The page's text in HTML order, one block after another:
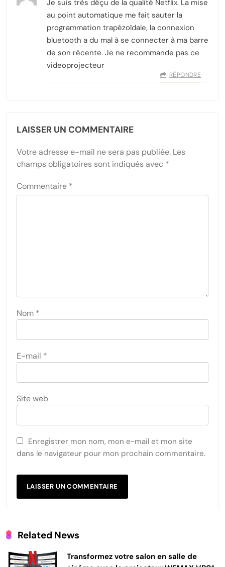
Je suis très déçu de la qualité Netflix. La mise
au point automatique me fait sauter la
programmation trapézoïdale, la connexion
bluetooth a du mal à se connecter à ma barre
de son récente. Je ne recommande pas ce
videoprojecteur
RÉPONDRE
LAISSER UN COMMENTAIRE
Votre adresse e-mail ne sera pas publiée. Les
champs obligatoires sont indiqués avec *
Commentaire *
Nom *
E-mail *
Site web
Enregistrer mon nom, mon e-mail et mon site
dans le navigateur pour mon prochain commentaire.
Related News
Transformez votre salon en salle de